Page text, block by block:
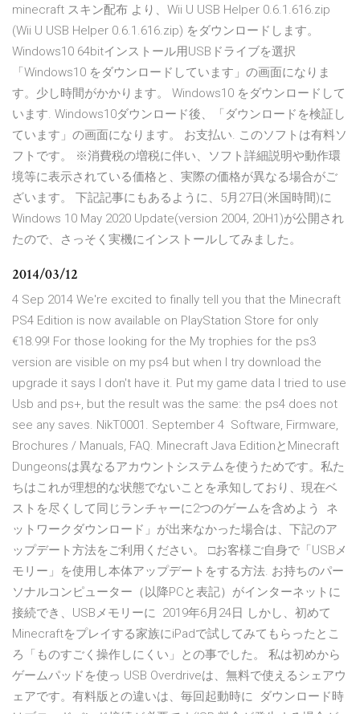
minecraft スキン配布 より、Wii U USB Helper 0.6.1.616.zip
(Wii U USB Helper 0.6.1.616.zip) をダウンロードします。
Windows10 64bitインストール用USBドライブを選択
「Windows10 をダウンロードしています」の画面になりま
す。少し時間がかかります。 Windows10 をダウンロードして
います. Windows10ダウンロード後、「ダウンロードを検証し
ています」の画面になります。 お支払い. このソフトは有料ソ
フトです。 ※消費税の増税に伴い、ソフト詳細説明や動作環
境等に表示されている価格と、実際の価格が異なる場合がご
ざいます。 下記記事にもあるように、5月27日(米国時間)に
Windows 10 May 2020 Update(version 2004, 20H1)が公開され
たので、さっそく実機にインストールしてみました。
2014/03/12
4 Sep 2014 We're excited to finally tell you that the Minecraft
PS4 Edition is now available on PlayStation Store for only
€18.99! For those looking for the My trophies for the ps3
version are visible on my ps4 but when I try download the
upgrade it says I don't have it. Put my game data I tried to use
Usb and ps+, but the result was the same: the ps4 does not
see any saves. NikT0001. September 4 Software, Firmware,
Brochures / Manuals, FAQ. Minecraft Java EditionとMinecraft
Dungeonsは異なるアカウントシステムを使うためです。私た
ちはこれが理想的な状態でないことを承知しており、現在ベ
ストを尽くして同じランチャーに2つのゲームを含めよう ネ
ットワークダウンロード」が出来なかった場合は、下記のア
ップデート方法をご利用ください。 □お客様ご自身で「USBメ
モリー」を使用し本体アップデートをする方法. お持ちのパー
ソナルコンピューター（以降PCと表記）がインターネットに
接続でき、USBメモリーに 2019年6月24日 しかし、初めて
Minecraftをプレイする家族にiPadで試してみてもらったとこ
ろ「ものすごく操作しにくい」との事でした。 私は初めから
ゲームパッドを使っ USB Overdriveは、無料で使えるシェアウ
ェアです。有料版との違いは、毎回起動時に ダウンロード時